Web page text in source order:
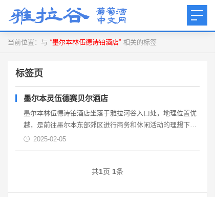
当前位置：与 “墨尔本林伍德诗铂酒店” 相关的标签
标签页
墨尔本灵伍德赛贝尔酒店
墨尔本林伍德诗铂酒店坐落于雅拉河谷入口处，地理位置优
越，是前往墨尔本东部郊区进行商务和休闲活动的理想下榻
之所。我们设计精美、量身定制的客房和公寓可让您放松身
榻之所。地址： 96-98 Maroon...
2025-02-05
共1页 1条